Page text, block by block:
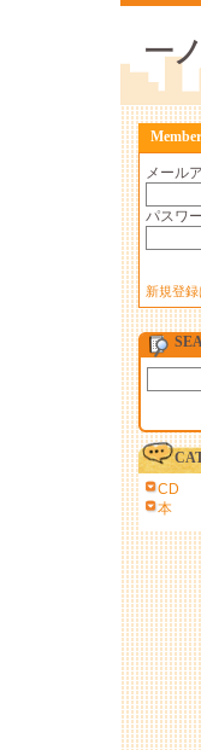
一
メール
パスワ
新規登
CD
本